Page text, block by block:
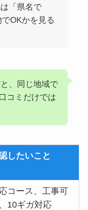
「県名で
OKかを見る
、同じ地域で
コミだけでは
したいこと
コース、工事可
10ギガ対応